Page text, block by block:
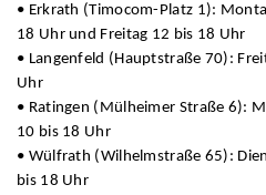
• Erkrath (Timocom-Platz 1):
18 Uhr und Freitag 12 bis 18 Uhr
• Langenfeld (Hauptstraße 70):
Uhr
• Ratingen (Mülheimer Straße 6):
10 bis 18 Uhr
• Wülfrath (Wilhelmstraße 65):
bis 18 Uhr